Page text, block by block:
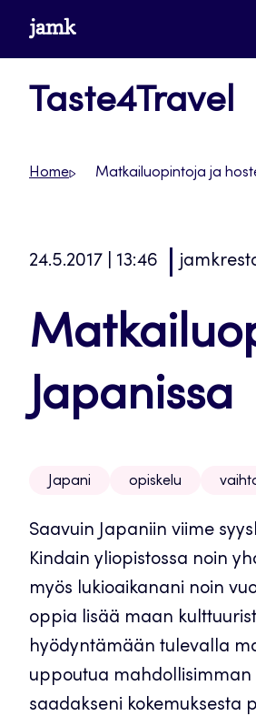
Siirrywww.jamk.fi
Taste4Travel
Home Matkailuopintoja ja
24.5.2017 | 13:46
Japanissa
Japani opiskelu
Saavuin Japaniin viime
Kindain yliopistossa noin
myös lukioaikanani noin
oppia lisää maan
hyödyntämään tulevalla
uppoutua
saadakseni kokemuksesta